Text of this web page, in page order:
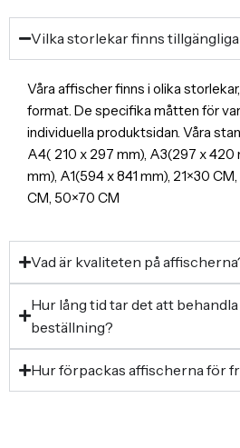
Vilka storlekar finns
Våra affischer finns i olika
format. De specifika måtten för
individuella produktsidan. Våra
A4( 210 x 297 mm), A3(297 x
mm), A1(594 x 841 mm), 21×30
CM, 50×70 CM
Vad är kvaliteten på
Hur lång tid tar det att
beställning?
Hur förpackas affischerna för